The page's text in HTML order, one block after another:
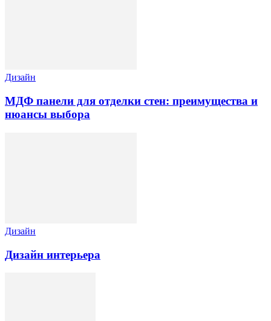
Дизайн
МДФ панели для отделки стен: преимущества и
нюансы выбора
Дизайн
Дизайн интерьера